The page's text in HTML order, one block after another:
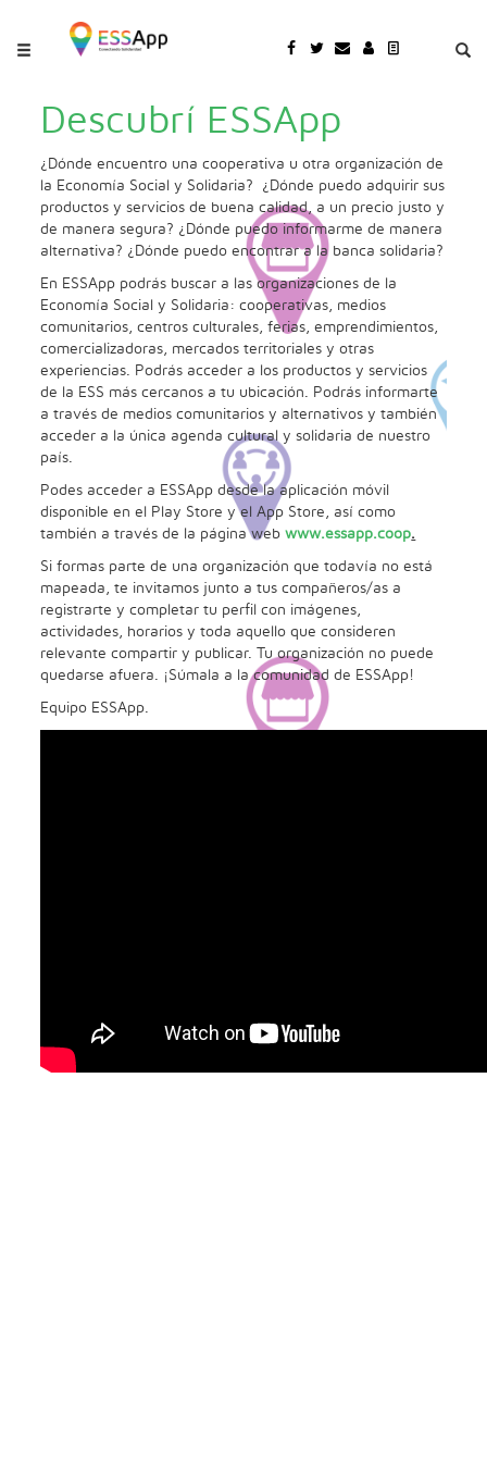
Descubrí ESSApp
¿Dónde encuentro una cooperativa u otra organización de
la Economía Social y Solidaria? ¿Dónde puedo adquirir sus
productos y servicios de buena calidad, a un precio justo y
de manera segura? ¿Dónde puedo informarme de manera
alternativa? ¿Dónde puedo encontrar a la banca solidaria?
En ESSApp podrás buscar a las organizaciones de la
Economía Social y Solidaria: cooperativas, medios
comunitarios, centros culturales, ferias, emprendimientos,
comercializadoras, mercados territoriales y otras
experiencias. Podrás acceder a los productos y servicios
de la ESS más cercanos a tu ubicación. Podrás informarte
a través de medios comunitarios y alternativos y también
acceder a la única agenda cultural y solidaria de nuestro
país.
Podes acceder a ESSApp desde la aplicación móvil
disponible en el Play Store y el App Store, así como
también a través de la página web www.essapp.coop.
Si formas parte de una organización que todavía no está
mapeada, te invitamos junto a tus compañeros/as a
registrarte y completar tu perfil con imágenes,
actividades, horarios y toda aquello que consideren
relevante compartir y publicar. Tu organización no puede
quedarse afuera. ¡Súmala a la comunidad de ESSApp!
Equipo ESSApp.